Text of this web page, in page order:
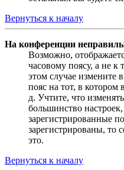
Вернуться к началу
На конференции
Возможно,
часовому поясу, а не к
этом случае измените
пояс на тот, в
д. Учтите, что
большинство
зарегистрированные
зарегистрированы, то
это.
Вернуться к началу